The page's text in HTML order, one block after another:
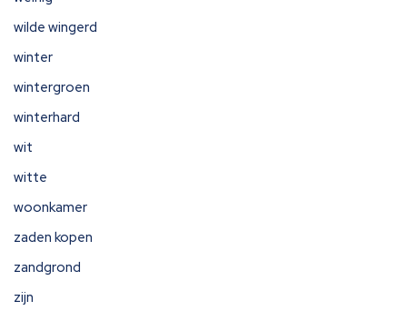
wilde wingerd
winter
wintergroen
winterhard
wit
witte
woonkamer
zaden kopen
zandgrond
zijn